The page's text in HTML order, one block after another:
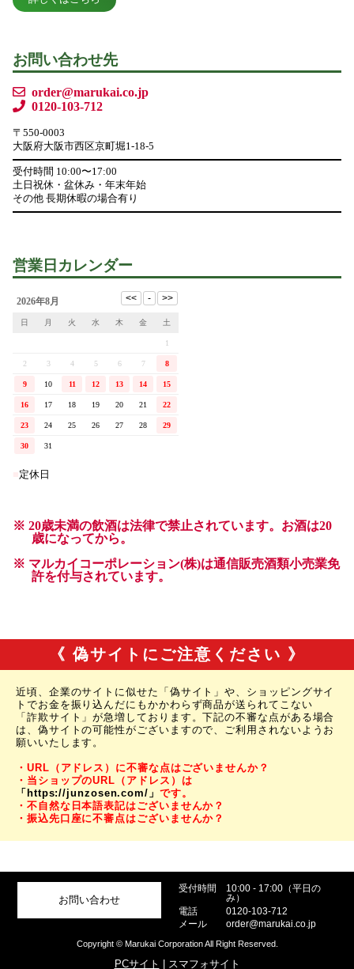
《 偽サイトにご注意ください 》
近頃、企業のサイトに似せた「偽サイト」や、ショッピングサイ
トでお金を振り込んだにもかかわらず商品が送られてこない
「詐欺サイト」が急増しております。下記の不審な点がある場合
は、偽サイトの可能性がございますので、ご利用されないようお
願いいたします。
・URL（アドレス）に不審な点はございませんか？
・当ショップのURL（アドレス）は
「https://junzosen.com/」 です。
・不自然な日本語表記はございませんか？
・振込先口座に不審点はございませんか？
お問い合わせ
受付時間
10:00 - 17:00（平日の
み）
電話
0120-103-712
メール
order@marukai.co.jp
Copyright © Marukai Corporation All Right Reserved.
PCサイト | スマフォサイト